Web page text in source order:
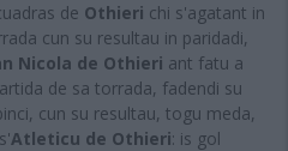
de Othieri chi s'agatant in
cun su resultau in paridadi,
Nicola de Othieri ant fatu a
de sa torrada, fadendi su
cun su resultau, togu meda,
Atleticu de Othieri: is gol